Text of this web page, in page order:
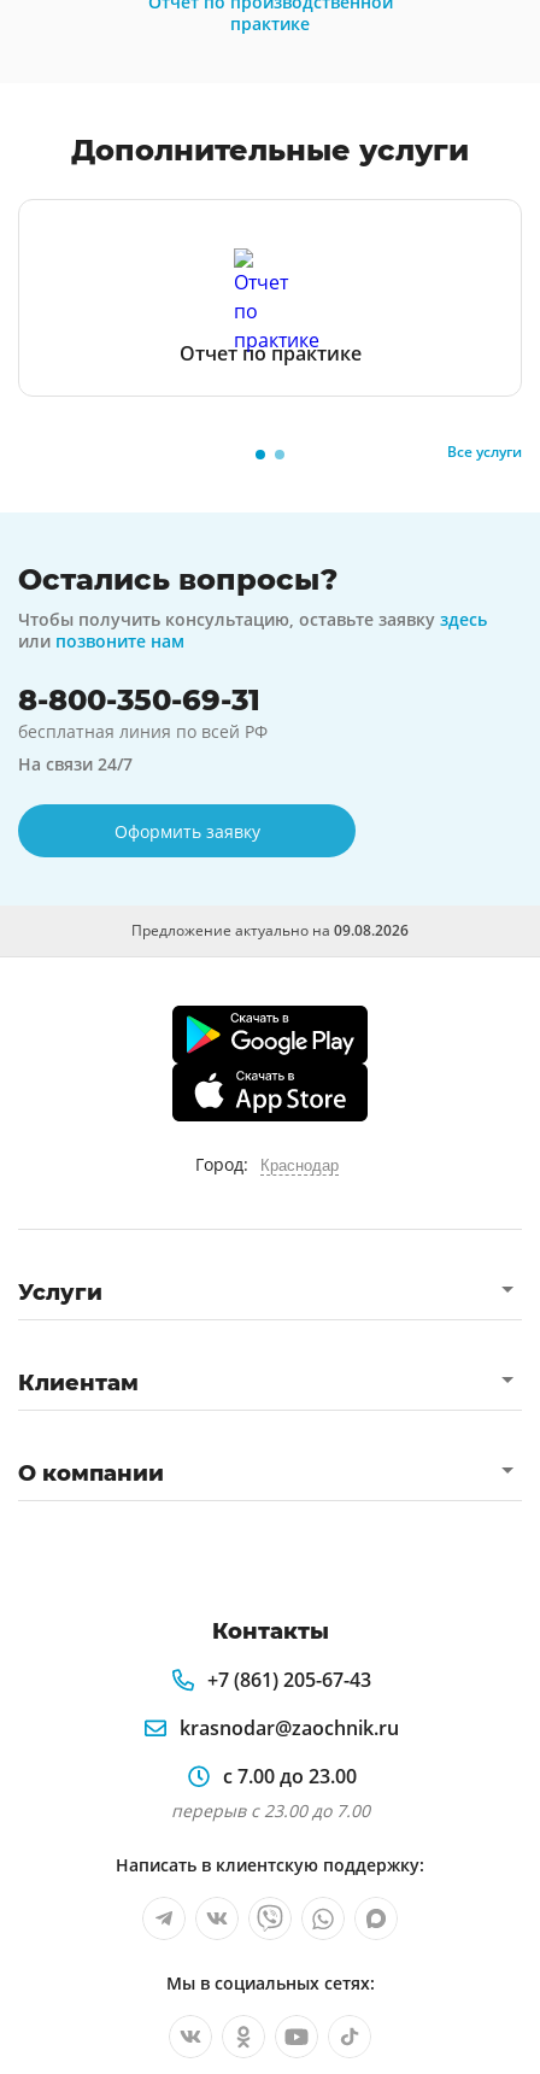
практике
Дополнительные услуги
Отчет по практике
Все услуги
Остались вопросы?
Чтобы получить консультацию, оставьте заявку здесь
или позвоните нам
8-800-350-69-31
бесплатная линия по всей РФ
На связи 24/7
Оформить заявку
Предложение актуально на 09.08.2026
Город: Краснодар
Услуги
Клиентам
О компании
Контакты
+7 (861) 205-67-43
krasnodar@zaochnik.ru
с 7.00 до 23.00
перерыв с 23.00 до 7.00
Написать в клиентскую поддержку:
Мы в социальных сетях: